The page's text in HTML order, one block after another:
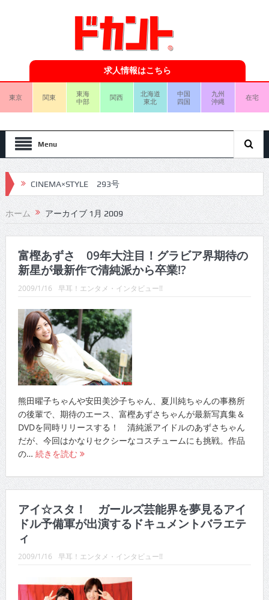
求人情報はこちら
東京 関東
東海
中部
関西
北海道
東北
中国
四国
九州
沖縄
在宅
Menu
CINEMA×STYLE 293号
CINEMA×STYLE 292号
CINEMA×STYLE 291号
CINEMA×STYLE 290号
CINEMA×STYLE 289号
CINEMA×STYLE 287号
CINEMA×STYLE 286号
CINEMA×STYLE 285号
ホーム アーカイブ 1月 2009
富樫あずさ 09年大注目！グラビア界期待の
新星が最新作で清純派から卒業!?
2009/1/16 早耳！エンタメ・インタビュー!!
熊田曜子ちゃんや安田美沙子ちゃん、夏川純ちゃんの事務所
の後輩で、期待のエース、富樫あずさちゃんが最新写真集＆
DVDを同時リリースする！ 清純派アイドルのあずさちゃん
だが、今回はかなりセクシーなコスチュームにも挑戦。作品
の… 続きを読む
アイ☆スタ！ ガールズ芸能界を夢見るアイ
ドル予備軍が出演するドキュメントバラエテ
ィ
2009/1/16 早耳！エンタメ・インタビュー!!